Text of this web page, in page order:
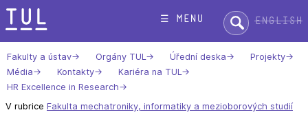
Přeskok
na
text
☰ menu Hledat:English
Fakulty a ústav Orgány TUL Úřední deska
Projekty
Média
Kontakty
Kariéra na TUL
HR Excellence in Research
V rubrice Fakulta mechatroniky, informatiky a mezioborových studií